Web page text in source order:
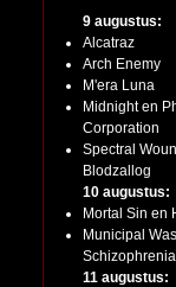
9 augustus:
Alcatraz
Arch Enemy
M'era Luna
Midnight en
Corporation
Spectral
Blodzallog
10 augustus:
Mortal Sin en
Municipal
Schizophrenia
11 augustus: